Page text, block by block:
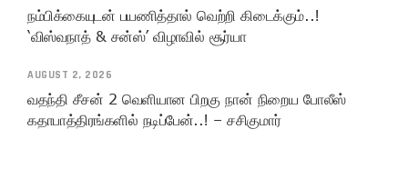
நம்பிக்கையுடன் பயணித்தால் வெற்றி கிடைக்கும்..!
‘விஸ்வநாத் & சன்ஸ்’ விழாவில் சூர்யா
AUGUST 2, 2026
வதந்தி சீசன் 2 வெளியான பிறகு நான் நிறைய போலீஸ்
கதாபாத்திரங்களில் நடிப்பேன்..! – சசிகுமார்